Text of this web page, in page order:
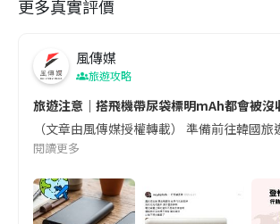
更多真實評價
風傳媒
旅遊攻略
旅遊注意｜搭飛機帶尿袋標明mAh都會被
（文章由風傳媒授權轉載） 準備前往韓
閱讀更多